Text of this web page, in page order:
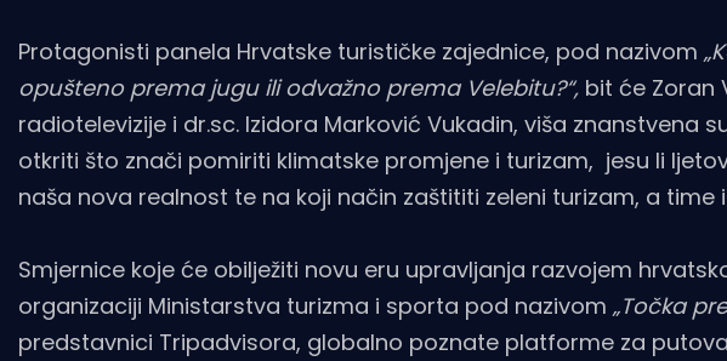
Protagonisti panela Hrvatske turističke zajednice, pod nazivom
opušteno prema jugu ili odvažno prema Velebitu?“, bit će Zoran
radiotelevizije i dr.sc. Izidora Marković Vukadin, viša znanstvena
otkriti što znači pomiriti klimatske promjene i turizam, jesu li
naša nova realnost te na koji način zaštititi zeleni turizam, a time
Smjernice koje će obilježiti novu eru upravljanja razvojem
organizaciji Ministarstva turizma i sporta pod nazivom „Točka
predstavnici Tripadvisora, globalno poznate platforme za